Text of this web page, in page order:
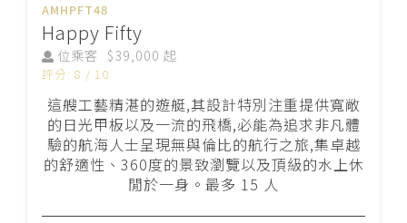
AMHPFT48
Happy Fifty
位乘客 $39,000 起
評分: 8 / 10
這艘工藝精湛的遊艇,其設計特別注重提供寬敞
的日光甲板以及一流的飛橋,必能為追求非凡體
驗的航海人士呈現無與倫比的航行之旅,集卓越
的舒適性、360度的景致瀏覽以及頂級的水上休
閒於一身。最多 15 人